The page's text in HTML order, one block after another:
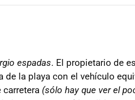
espadas. El propietario de
de la playa con el vehículo
carretera (sólo hay que ver el